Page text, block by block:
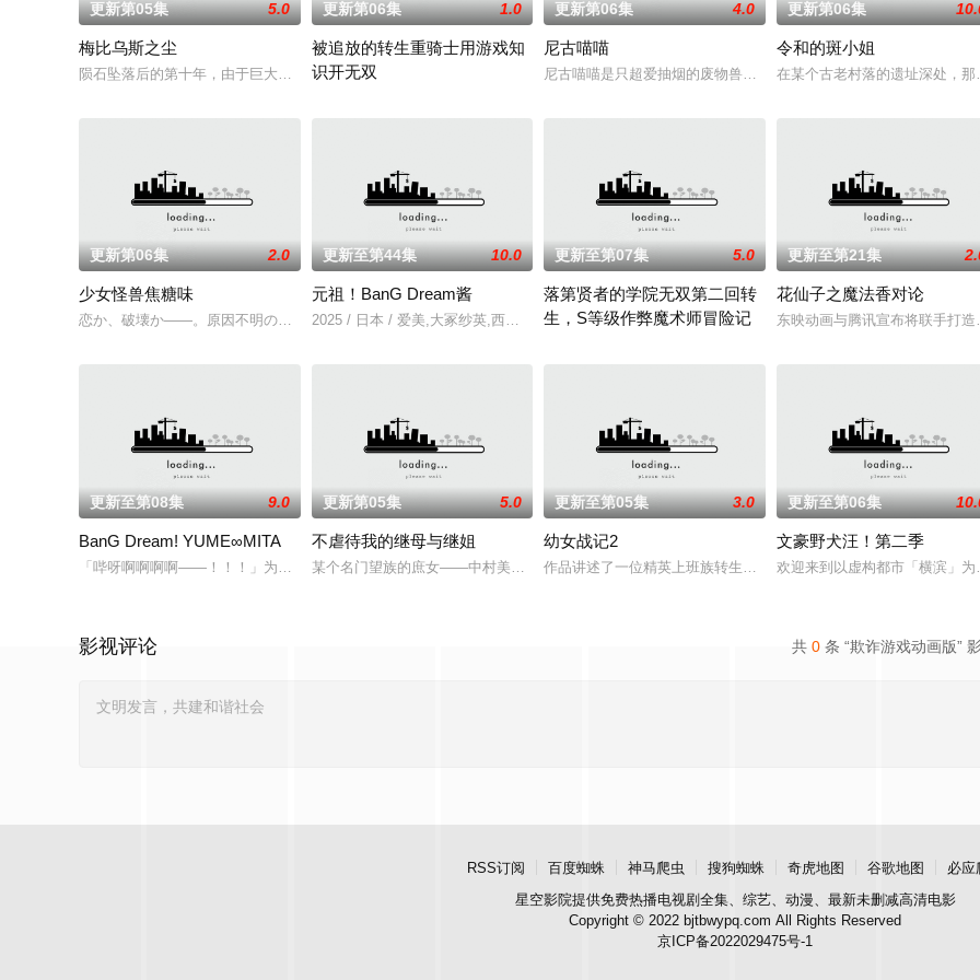
更新第05集 5.0
梅比乌斯之尘
陨石坠落后的第十年，由于巨大结晶释放出的神秘粒子“梅比乌斯之尘”的影响，一部分孩子获得了名为“拉姆斯”的特殊能力。这些特殊能力者由
更新第06集 1.0
被追放的转生重骑士用游戏知
识开无双
更新第06集 4.0
尼古喵喵
尼古喵喵是只超爱抽烟的废物兽人！因为缺乏伦理与卫生观念，不
更新第06集
令和的斑小姐
在某个古老村落的遗址深处，
更新第06集 2.0
少女怪兽焦糖味
恋か、破壊か――。原因不明の病に悩まされている女子高生・赤石黒絵（クロエ）。不器用で人との交流を避けて生きてきた彼女は、とある
更新至第44集 10.0
元祖！BanG Dream酱
2025 / 日本 / 爱美,大冢纱英,西本里美,大桥彩香,伊藤彩沙,佐仓绫音,三泽纱千香,加藤英美里,日笠阳子,金
更新至第07集 5.0
落第贤者的学院无双第二回转
生，S等级作弊魔术师冒险记
更新至第21集
花仙子之魔法香对论
东映动画与腾讯宣布将联手打
更新至第08集 9.0
BanG Dream! YUME∞MITA
「哔呀啊啊啊啊——！！！」为了乐团出道而突然集结的团员们！虽然每个人都拥有耀眼夺目的个性与实力，但现在的她们根本无法进行任何乐
更新第05集 5.0
不虐待我的继母与继姐
某个名门望族的庶女——中村美冶，原本与母亲两人过着虽清贫却幸福的生活。然而有一天，她深爱的母
更新至第05集 3.0
幼女战记2
作品讲述了一位精英上班族转生至战火纷飞的异世界，成为少女谭雅
更新至第06集
文豪野犬汪！第二季
欢迎来到以虚构都市「横滨」
共 0 条 “欺诈游戏动画版”
影视评论
RSS订阅 百度蜘蛛 神马爬虫 搜狗蜘蛛 奇虎地图 谷歌地图
必应
星空影院提供免费热播电视剧全集、综艺、动漫、最新未删减高清电影
Copyright © 2022 bjtbwypq.com All Rights Reserved
京ICP备2022029475号-1